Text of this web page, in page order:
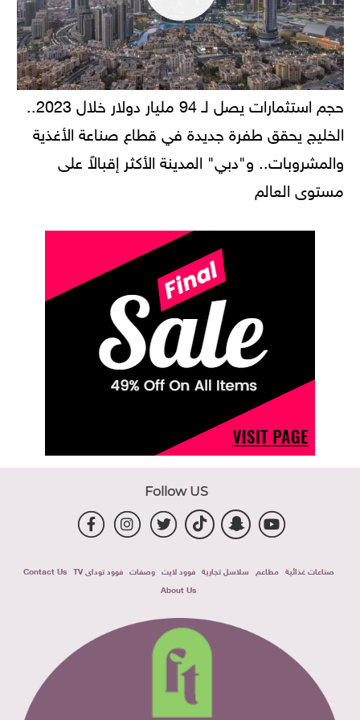
حجم استثمارات يصل لـ 94 مليار دولار خلال 2023..
الخليج يحقق طفرة جديدة في قطاع صناعة الأغذية
والمشروبات.. و"دبي" المدينة الأكثر إقبالاً على
مستوى العالم
Follow US
صناعات غذائية مطاعم سلاسل تجارية فوود لايت وصفات فوود توداى TV
Contact Us
About Us